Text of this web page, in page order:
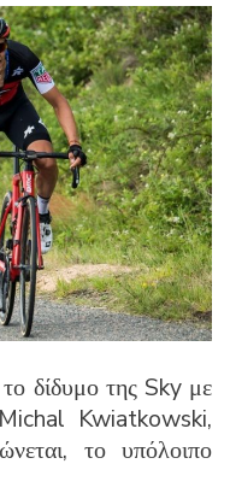
δίδυμο της Sky με
Kwiatkowski,
το υπόλοιπο